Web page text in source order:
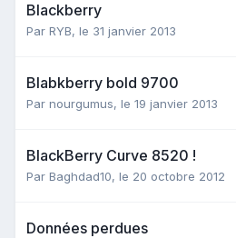
Blackberry
Par RYB, le 31 janvier 2013
Blabkberry bold 9700
Par nourgumus, le 19 janvier 2013
BlackBerry Curve 8520 !
Par Baghdad10, le 20 octobre 2012
Données perdues